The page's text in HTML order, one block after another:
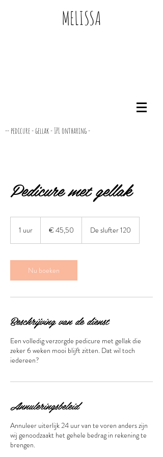
MELISSA
-- pedicure - gellak - IPL ontharing -
Pedicure met gellak
1 uur € 45,50 De slufter 120
Nu boeken
Beschrijving van de dienst
Een volledig verzorgde pedicure met gellak die
zeker 6 weken mooi blijft zitten. Dat wil toch
iedereen?
Annuleringsbeleid
Annuleer uiterlijk 24 uur van te voren anders zijn
wij genoodzaakt het gehele bedrag in rekening te
brengen.